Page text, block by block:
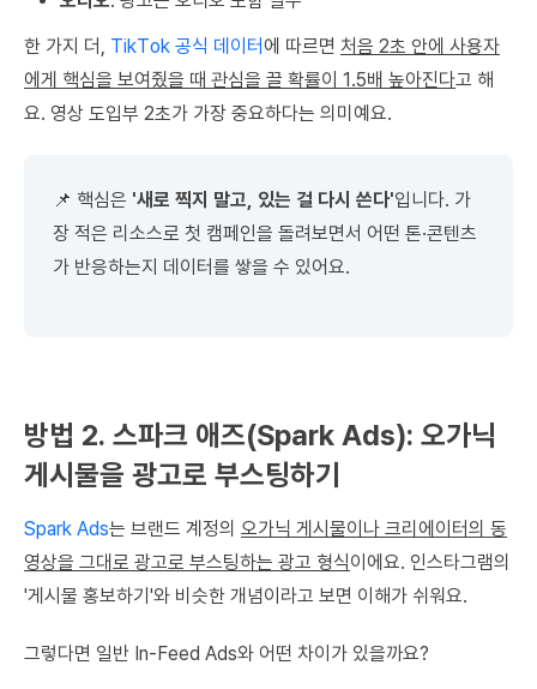
한 가지 더, TikTok 공식 데이터에 따르면 처음 2초 안에 사용자
에게 핵심을 보여줬을 때 관심을 끌 확률이 1.5배 높아진다고 해
요. 영상 도입부 2초가 가장 중요하다는 의미예요.
📌 핵심은 '새로 찍지 말고, 있는 걸 다시 쓴다'입니다. 가
장 적은 리소스로 첫 캠페인을 돌려보면서 어떤 톤·콘텐츠
가 반응하는지 데이터를 쌓을 수 있어요.
방법 2. 스파크 애즈(Spark Ads): 오가닉
게시물을 광고로 부스팅하기
Spark Ads는 브랜드 계정의 오가닉 게시물이나 크리에이터의 동
영상을 그대로 광고로 부스팅하는 광고 형식이에요. 인스타그램의
'게시물 홍보하기'와 비슷한 개념이라고 보면 이해가 쉬워요.
그렇다면 일반 In-Feed Ads와 어떤 차이가 있을까요?